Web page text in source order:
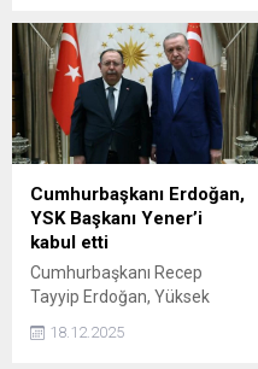
dehşete düşürdü." diyerek iki
arkadaşının heyetten
psikolojik baskıdan dolayı
ayrıldığını söyledi.
Cumhurbaşkanı Erdoğan,
YSK Başkanı Yener’i
kabul etti
Cumhurbaşkanı Recep
Tayyip Erdoğan, Yüksek
Seçim Kurulu (YSK) Başkanı
Ahmet Yener'i
18.12.2025